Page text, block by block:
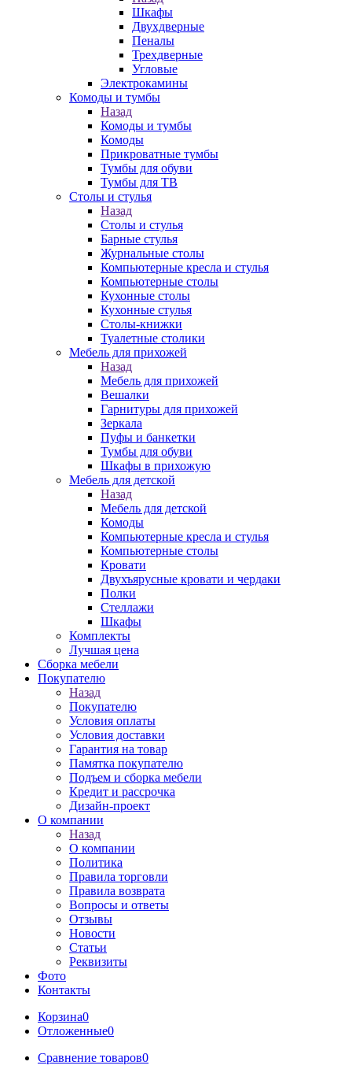
Шкафы
Двухдверные
Пеналы
Трехдверные
Угловые
Электрокамины
Комоды и тумбы
Назад
Комоды и тумбы
Комоды
Прикроватные тумбы
Тумбы для обуви
Тумбы для ТВ
Столы и стулья
Назад
Столы и стулья
Барные стулья
Журнальные столы
Компьютерные кресла и стулья
Компьютерные столы
Кухонные столы
Кухонные стулья
Столы-книжки
Туалетные столики
Мебель для прихожей
Назад
Мебель для прихожей
Вешалки
Гарнитуры для прихожей
Зеркала
Пуфы и банкетки
Тумбы для обуви
Шкафы в прихожую
Мебель для детской
Назад
Мебель для детской
Комоды
Компьютерные кресла и стулья
Компьютерные столы
Кровати
Двухъярусные кровати и чердаки
Полки
Стеллажи
Шкафы
Комплекты
Лучшая цена
Сборка мебели
Покупателю
Назад
Покупателю
Условия оплаты
Условия доставки
Гарантия на товар
Памятка покупателю
Подъем и сборка мебели
Кредит и рассрочка
Дизайн-проект
О компании
Назад
О компании
Политика
Правила торговли
Правила возврата
Вопросы и ответы
Отзывы
Новости
Статьи
Реквизиты
Фото
Контакты
Корзина0
Отложенные0
Сравнение товаров0